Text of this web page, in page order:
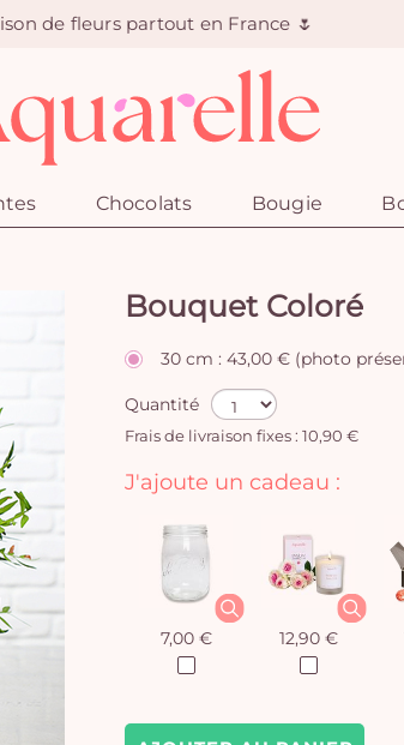
de fleurs partout en France 🌷
Chocolats Bougie
Bouquet Coloré
30 cm : 43,00 € (photo
Quantité
Frais de livraison fixes : 10,90 €
J'ajoute un cadeau :
7,00 € 12,90 €